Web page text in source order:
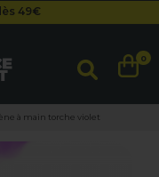
49€
49 0
à main torche violet